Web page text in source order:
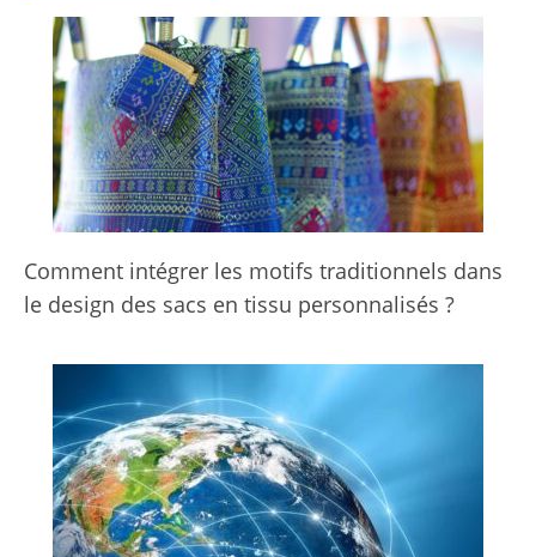
Comment intégrer les motifs traditionnels dans
le design des sacs en tissu personnalisés ?